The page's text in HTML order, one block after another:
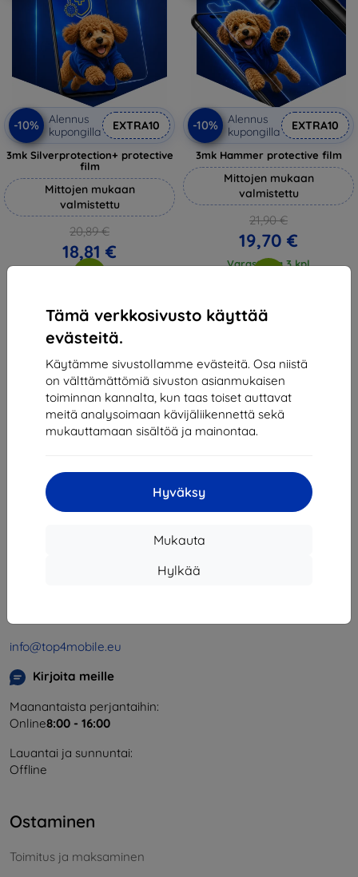
Tämä verkkosivusto käyttää
evästeitä.
Käytämme sivustollamme evästeitä. Osa niistä
on välttämättömiä sivuston asianmukaisen
toiminnan kannalta, kun taas toiset auttavat
meitä analysoimaan kävijäliikennettä sekä
mukauttamaan sisältöä ja mainontaa.
Hyväksy
Mukauta
Hylkää
-10%
Alennus
kupongilla
EXTRA10
3mk Silverprotection+ protective
film
Mittojen mukaan
valmistettu
20,89 €
18,81 €
-10%
Alennus
kupongilla
EXTRA10
3mk Hammer protective film
Mittojen mukaan
valmistettu
21,90 €
19,70 €
Varastossa 3 kpl
yhteensä4.
Shield-SK s.r.o.
info@top4mobile.eu
Kirjoita meille
Maanantaista perjantaihin:
Online8:00 - 16:00
Lauantai ja sunnuntai:
Offline
Ostaminen
Toimitus ja maksaminen